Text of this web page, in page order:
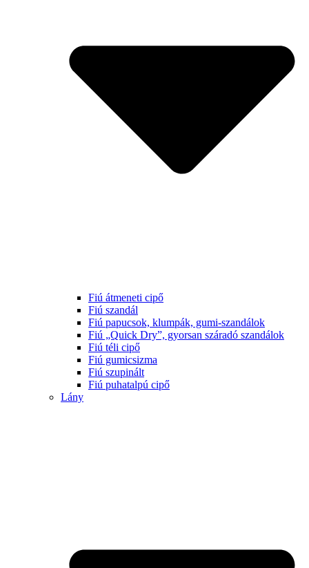
Fiú átmeneti cipő
Fiú szandál
Fiú papucsok, klumpák, gumi-szandálok
Fiú „Quick Dry”, gyorsan száradó szandálok
Fiú téli cipő
Fiú gumicsizma
Fiú szupinált
Fiú puhatalpú cipő
Lány